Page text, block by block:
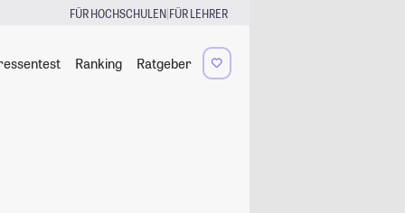
FÜR HOCHSCHULEN|FÜR LEHRER
Ranking Ratgeber